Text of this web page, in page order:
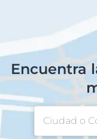
Encuentra